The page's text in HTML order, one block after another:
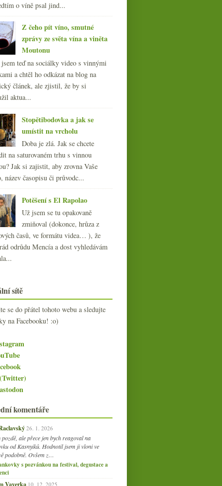
o víně psal jind...
Z čeho pít víno, smutné
zprávy ze světa vína a viněta
Moutonu
teď na sociálky video s vinnými
a chtěl ho odkázat na blog na
článek, ale zjistil, že by si
aktua...
Stopětibodovka a jak se
umístit na vrcholu
Doba je zlá. Jak se chcete
na saturovaném trhu s vinnou
Jak si zajistit, aby zrovna Vaše
název časopisu či průvodc...
Potěšení s El Rapolao
Už jsem se tu opakovaně
zmiňoval (dokonce, hrůza z
časů, ve formátu videa… ), že
odrůdu Mencía a dost vyhledávám
sítě
se do přátel tohoto webu a sledujte
na Facebooku! :o)
komentáře
26. 1. 2026
ale přece jen bych reagoval na
od Kasnyiků. Hodnotil jsem ji vloni ve
podobně. Ovšem z…
s pozvánkou na festival, degustace a
Vaverka 10. 12. 2025